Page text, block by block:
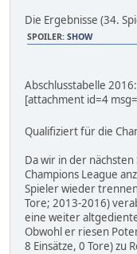
Die Ergebnisse (34.
SPOILER: SHOW
Abschlusstabelle 2016:
[attachment id=4
Qualifiziert für die
Da wir in der
Champions League
Spieler wieder
Tore; 2013-2016)
eine weiter
Obwohl er riesen
8 Einsätze, 0 Tore) zu